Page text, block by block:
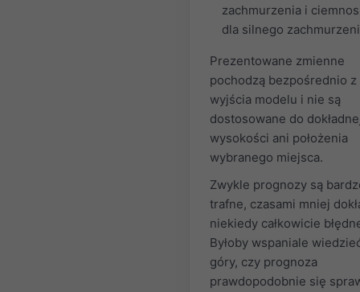
zachmurzenia i
dla silnego
Prezentowane zmienne
pochodzą bezpośrednio z
wyjścia modelu i nie są
dostosowane do
wysokości ani położenia
wybranego miejsca.
Zwykle prognozy są
trafne, czasami mniej
niekiedy całkowicie
Byłoby wspaniale
góry, czy prognoza
prawdopodobnie się